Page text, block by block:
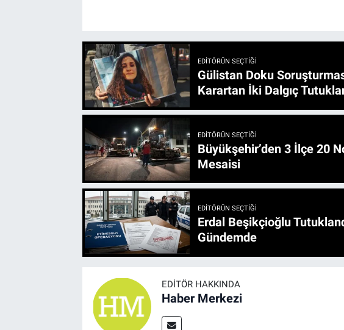
EDITÖRÜN SEÇTIĞI
Gülistan Doku
Karartan İki Dalgıç
EDITÖRÜN SEÇTIĞI
Büyükşehir’den 3 İlçe 20 Noktada Yeni Haftada Asfalt
Mesaisi
EDITÖRÜN SEÇTIĞI
Erdal Beşikçioğlu
Gündemde
EDITÖR HAKKINDA
Haber Merkezi